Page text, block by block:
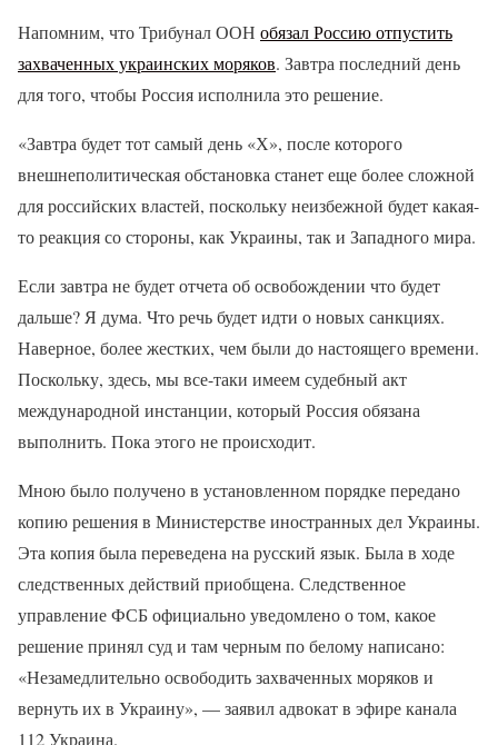
Напомним, что Трибунал ООН обязал Россию отпустить
захваченных украинских моряков. Завтра последний день
для того, чтобы Россия исполнила это решение.
«Завтра будет тот самый день «Х», после которого
внешнеполитическая обстановка станет еще более сложной
для российских властей, поскольку неизбежной будет какая-
то реакция со стороны, как Украины, так и Западного мира.
Если завтра не будет отчета об освобождении что будет
дальше? Я дума. Что речь будет идти о новых санкциях.
Наверное, более жестких, чем были до настоящего времени.
Поскольку, здесь, мы все-таки имеем судебный акт
международной инстанции, который Россия обязана
выполнить. Пока этого не происходит.
Мною было получено в установленном порядке передано
копию решения в Министерстве иностранных дел Украины.
Эта копия была переведена на русский язык. Была в ходе
следственных действий приобщена. Следственное
управление ФСБ официально уведомлено о том, какое
решение принял суд и там черным по белому написано:
«Незамедлительно освободить захваченных моряков и
вернуть их в Украину», — заявил адвокат в эфире канала
112 Украина.